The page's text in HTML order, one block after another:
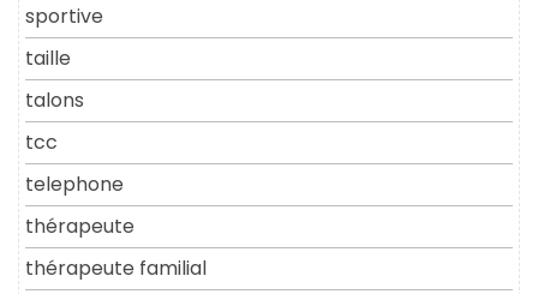
sportive
taille
talons
tcc
telephone
thérapeute
thérapeute familial